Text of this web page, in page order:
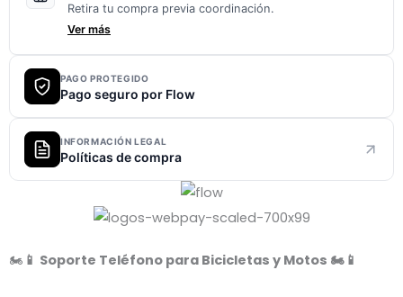
Retira tu compra previa coordinación.
Ver más
PAGO PROTEGIDO
Pago seguro por Flow
INFORMACIÓN LEGAL
Políticas de compra
🏍️ 📱 Soporte Teléfono para Bicicletas y Motos 🏍️ 📱